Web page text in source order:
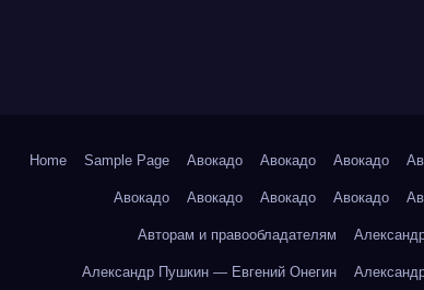
Home Sample Page Авокадо Авокадо Авокадо
Авокадо Авокадо Авокадо Авокадо
Авторам и правообладателям
Александр Пушкин — Евгений Онегин